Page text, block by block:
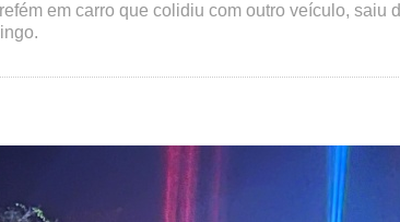
em carro que colidiu com outro veículo, saiu